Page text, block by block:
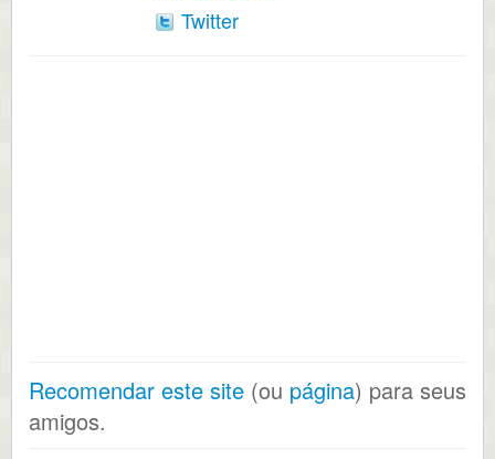
Twitter
Recomendar este site (ou página) para seus
amigos.